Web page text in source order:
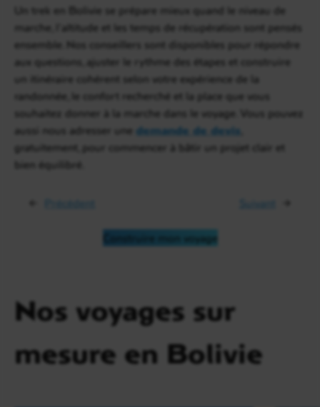
Un trek en Bolivie se prépare mieux quand le niveau de
marche, l’altitude et les temps de récupération sont pensés
ensemble. Nos conseillers sont disponibles pour répondre
aux questions, ajuster le rythme des étapes et construire
un itinéraire cohérent selon votre expérience de la
randonnée, le confort recherché et la place que vous
souhaitez donner à la marche dans le voyage. Vous pouvez
aussi nous adresser une demande de devis
gratuitement, pour commencer à bâtir un projet clair et
bien équilibré.
← Suivant →
Construire mon voyage
Nos voyages sur
mesure en Bolivie